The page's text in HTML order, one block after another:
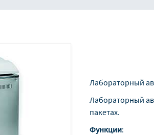
Лабораторный
Лабораторный
пакетах.
Функции: